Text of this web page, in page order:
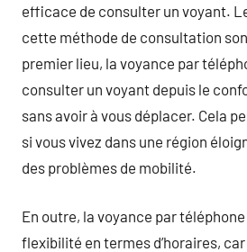
efficace de consulter un voyant.
cette méthode de consultation
premier lieu, la voyance par
consulter un voyant depuis le
sans avoir à vous déplacer. Cela
si vous vivez dans une région
des problèmes de mobilité.
En outre, la voyance par
flexibilité en termes d’horaires,